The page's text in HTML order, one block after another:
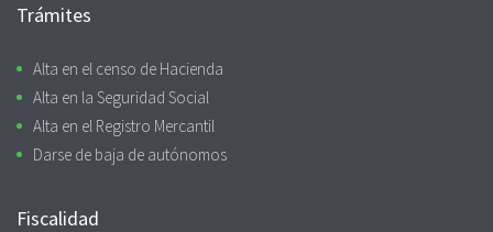
Trámites
Alta en el censo de Hacienda
Alta en la Seguridad Social
Alta en el Registro Mercantil
Darse de baja de autónomos
Fiscalidad